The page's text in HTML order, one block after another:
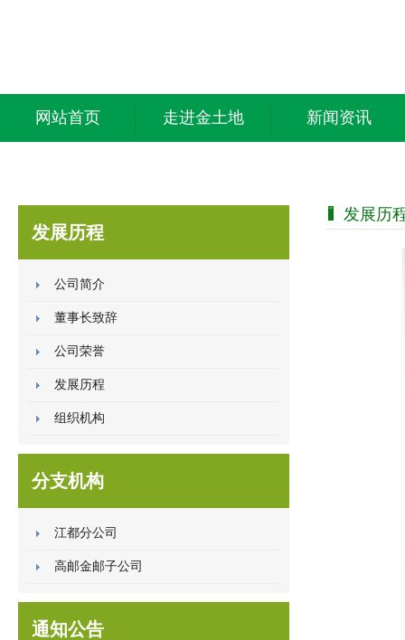
网站首页 走进金土地 新闻资讯
发展历程
公司简介
董事长致辞
公司荣誉
发展历程
组织机构
分支机构
江都分公司
高邮金邮子公司
通知公告
发展历